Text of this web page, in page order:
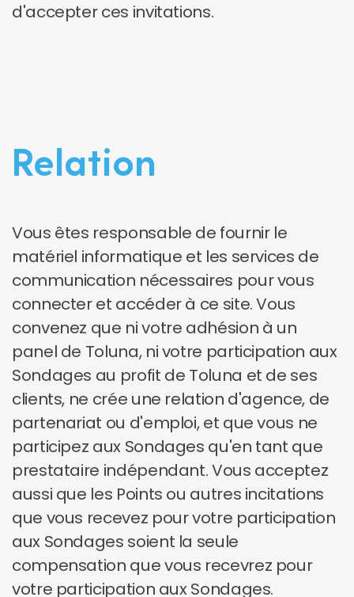
d'accepter ces invitations.
Relation
Vous êtes responsable de fournir le
matériel informatique et les services de
communication nécessaires pour vous
connecter et accéder à ce site. Vous
convenez que ni votre adhésion à un
panel de Toluna, ni votre participation aux
Sondages au profit de Toluna et de ses
clients, ne crée une relation d'agence, de
partenariat ou d'emploi, et que vous ne
participez aux Sondages qu'en tant que
prestataire indépendant. Vous acceptez
aussi que les Points ou autres incitations
que vous recevez pour votre participation
aux Sondages soient la seule
compensation que vous recevrez pour
votre participation aux Sondages.